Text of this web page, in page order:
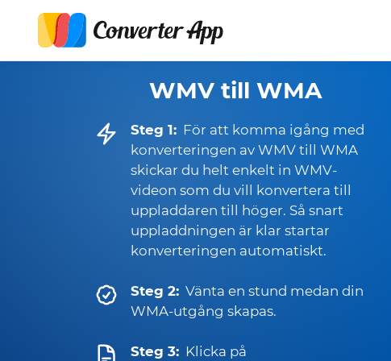
WMV till WMA
Steg 1: För att komma igång med
konverteringen av WMV till WMA
skickar du helt enkelt in WMV-
videon som du vill konvertera till
uppladdaren till höger. Så snart
uppladdningen är klar startar
konverteringen automatiskt.
Steg 2: Vänta en stund medan din
WMA-utgång skapas.
Steg 3: Klicka på